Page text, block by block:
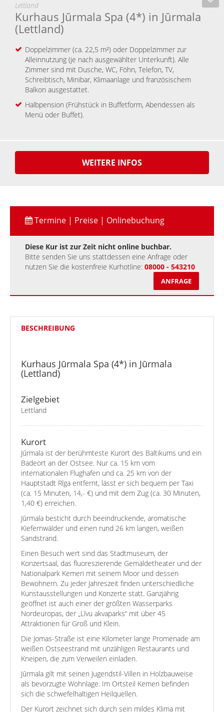
Lettland
Kurhaus Jūrmala Spa (4*) in Jūrmala
(Lettland)
Doppelzimmer (ca. 22,5 m²) oder Doppelzimmer zur
Alleinnutzung (je nach ausgewählter Unterkunft). Alle
Zimmer sind mit Dusche, WC, Föhn, Telefon, TV,
Schreibtisch, Minibar, Klimaanlage und französischem
Balkon ausgestattet.
Halbpension (Frühstück in Buffetform, Abendessen als
Menü oder Buffet).
WEITERE INFOS
Termine | Preise | Onlinebuchung
Diese Kur ist zur Zeit nicht online buchbar.
Bitte senden Sie uns stattdessen eine Anfrage oder
nutzen Sie die kostenfreie Kurhotline: 08000 - 543210
ANFRAGE
BESCHREIBUNG
Kurhaus Jūrmala Spa (4*) in Jūrmala
(Lettland)
Zielgebiet
Lettland
Kurort
Jūrmala ist der berühmteste Kurort des Baltikums und ein
Badeort an der Ostsee. Nur ca. 15 km vom
internationalen Flughafen und ca. 25 km von der
Hauptstadt Rīga entfernt, lässt er sich bequem per Taxi
(ca. 15 Minuten, 14,- €) und mit dem Zug (ca. 30 Minuten,
1,40 €) erreichen.
Jūrmala besticht durch beeindruckende, aromatische
Kiefernwälder und einen rund 26 km langen, weißen
Sandstrand.
Einen Besuch wert sind das Stadtmuseum, der
Konzertsaal, das fluoreszierende Gemäldetheater und der
Nationalpark Kemeri mit seinem Moor und dessen
Bewohnern. Zu jeder Jahreszeit finden unterschiedliche
Kunstausstellungen und Konzerte statt. Ganzjährig
geöffnet ist auch einer der größten Wasserparks
Nordeuropas, der „Līvu akvaparks“ mit über 45
Attraktionen für Groß und Klein.
Die Jomas-Straße ist eine Kilometer lange Promenade am
weißen Ostseestrand mit unzähligen Restaurants und
Kneipen, die zum Verweilen einladen.
Jūrmala gilt mit seinen Jugendstil-Villen in Holzbauweise
als bevorzugte Wohnlage. Im Ortsteil Kemeri befinden
sich die schwefelhaltigen Heilquellen.
Der Kurort zeichnet sich durch sein mildes Klima mit